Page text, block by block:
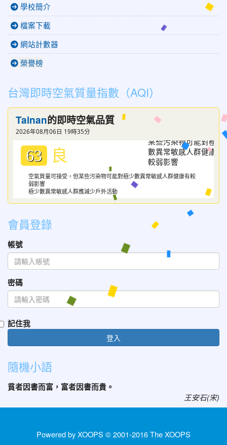
學校簡介
檔案下載
網站計數器
榮譽榜
台灣即時空氣質量指數（AQI）
Tainan的即時空氣品質
2026年08月06日 19時35分
63 良
空氣質量可接受，但某些污染物可能對極少數異常敏感人群健康有較
弱影響
極少數異常敏感人群應減少戶外活動
會員登錄
帳號
密碼
記住我
登入
隨機小語
貧者因書而富，富者因書而貴。
王安石(宋)
Powered by XOOPS © 2001-2016The XOOPS